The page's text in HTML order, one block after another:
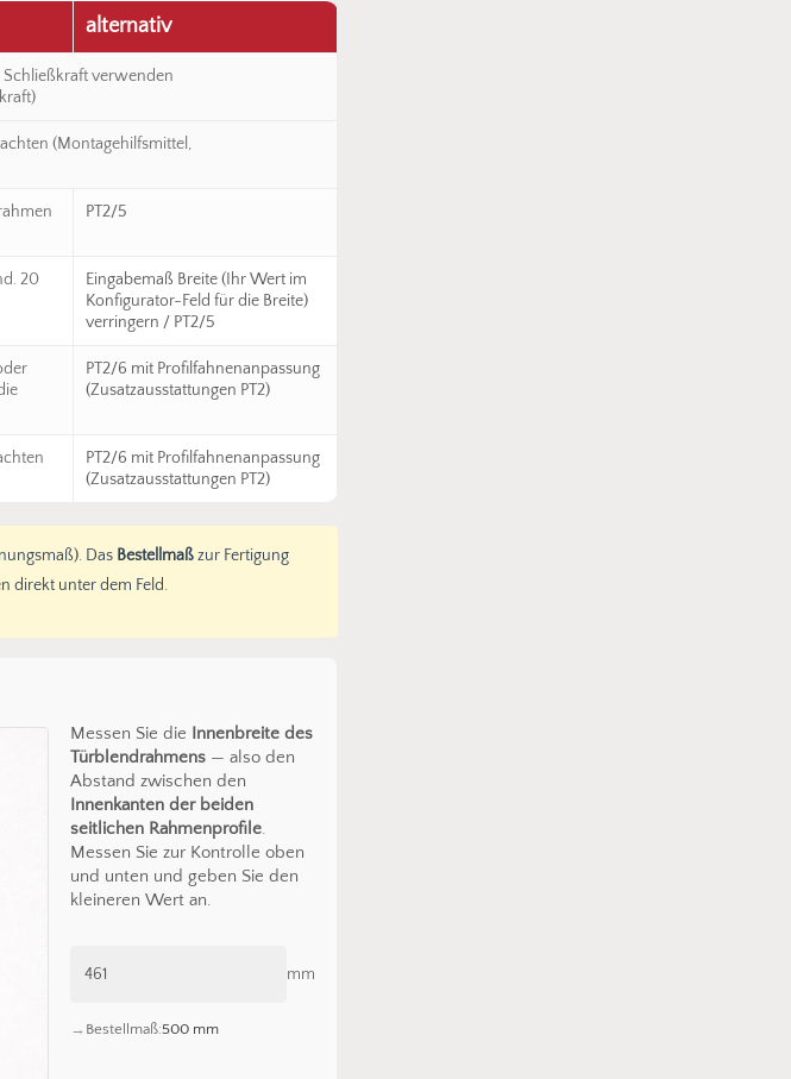
alternativ
verwenden
(Montagehilfsmittel,
PT2/5
20
Eingabemaß Breite (Ihr Wert im
Konfigurator-Feld für die Breite)
verringern / PT2/5
PT2/6 mit Profilfahnenanpassung
(Zusatzausstattungen PT2)
PT2/6 mit Profilfahnenanpassung
(Zusatzausstattungen PT2)
Das Bestellmaßzur Fertigung
direkt unter dem Feld.
Messen Sie die Innenbreite des
Türblendrahmens — also den
Abstand zwischen den
Innenkanten der beiden
seitlichen Rahmenprofile.
Messen Sie zur Kontrolle oben
und unten und geben Sie den
kleineren Wert an.
mm
Bestellmaß:500 mm